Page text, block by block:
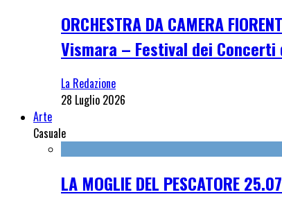
ORCHESTRA DA CAMERA
Vismara – Festival dei
La Redazione
28 Luglio 2026
Arte
Casuale
LA MOGLIE DEL PESCATORE